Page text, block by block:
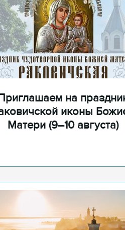
на
иконы
Матери (9–10 августа)